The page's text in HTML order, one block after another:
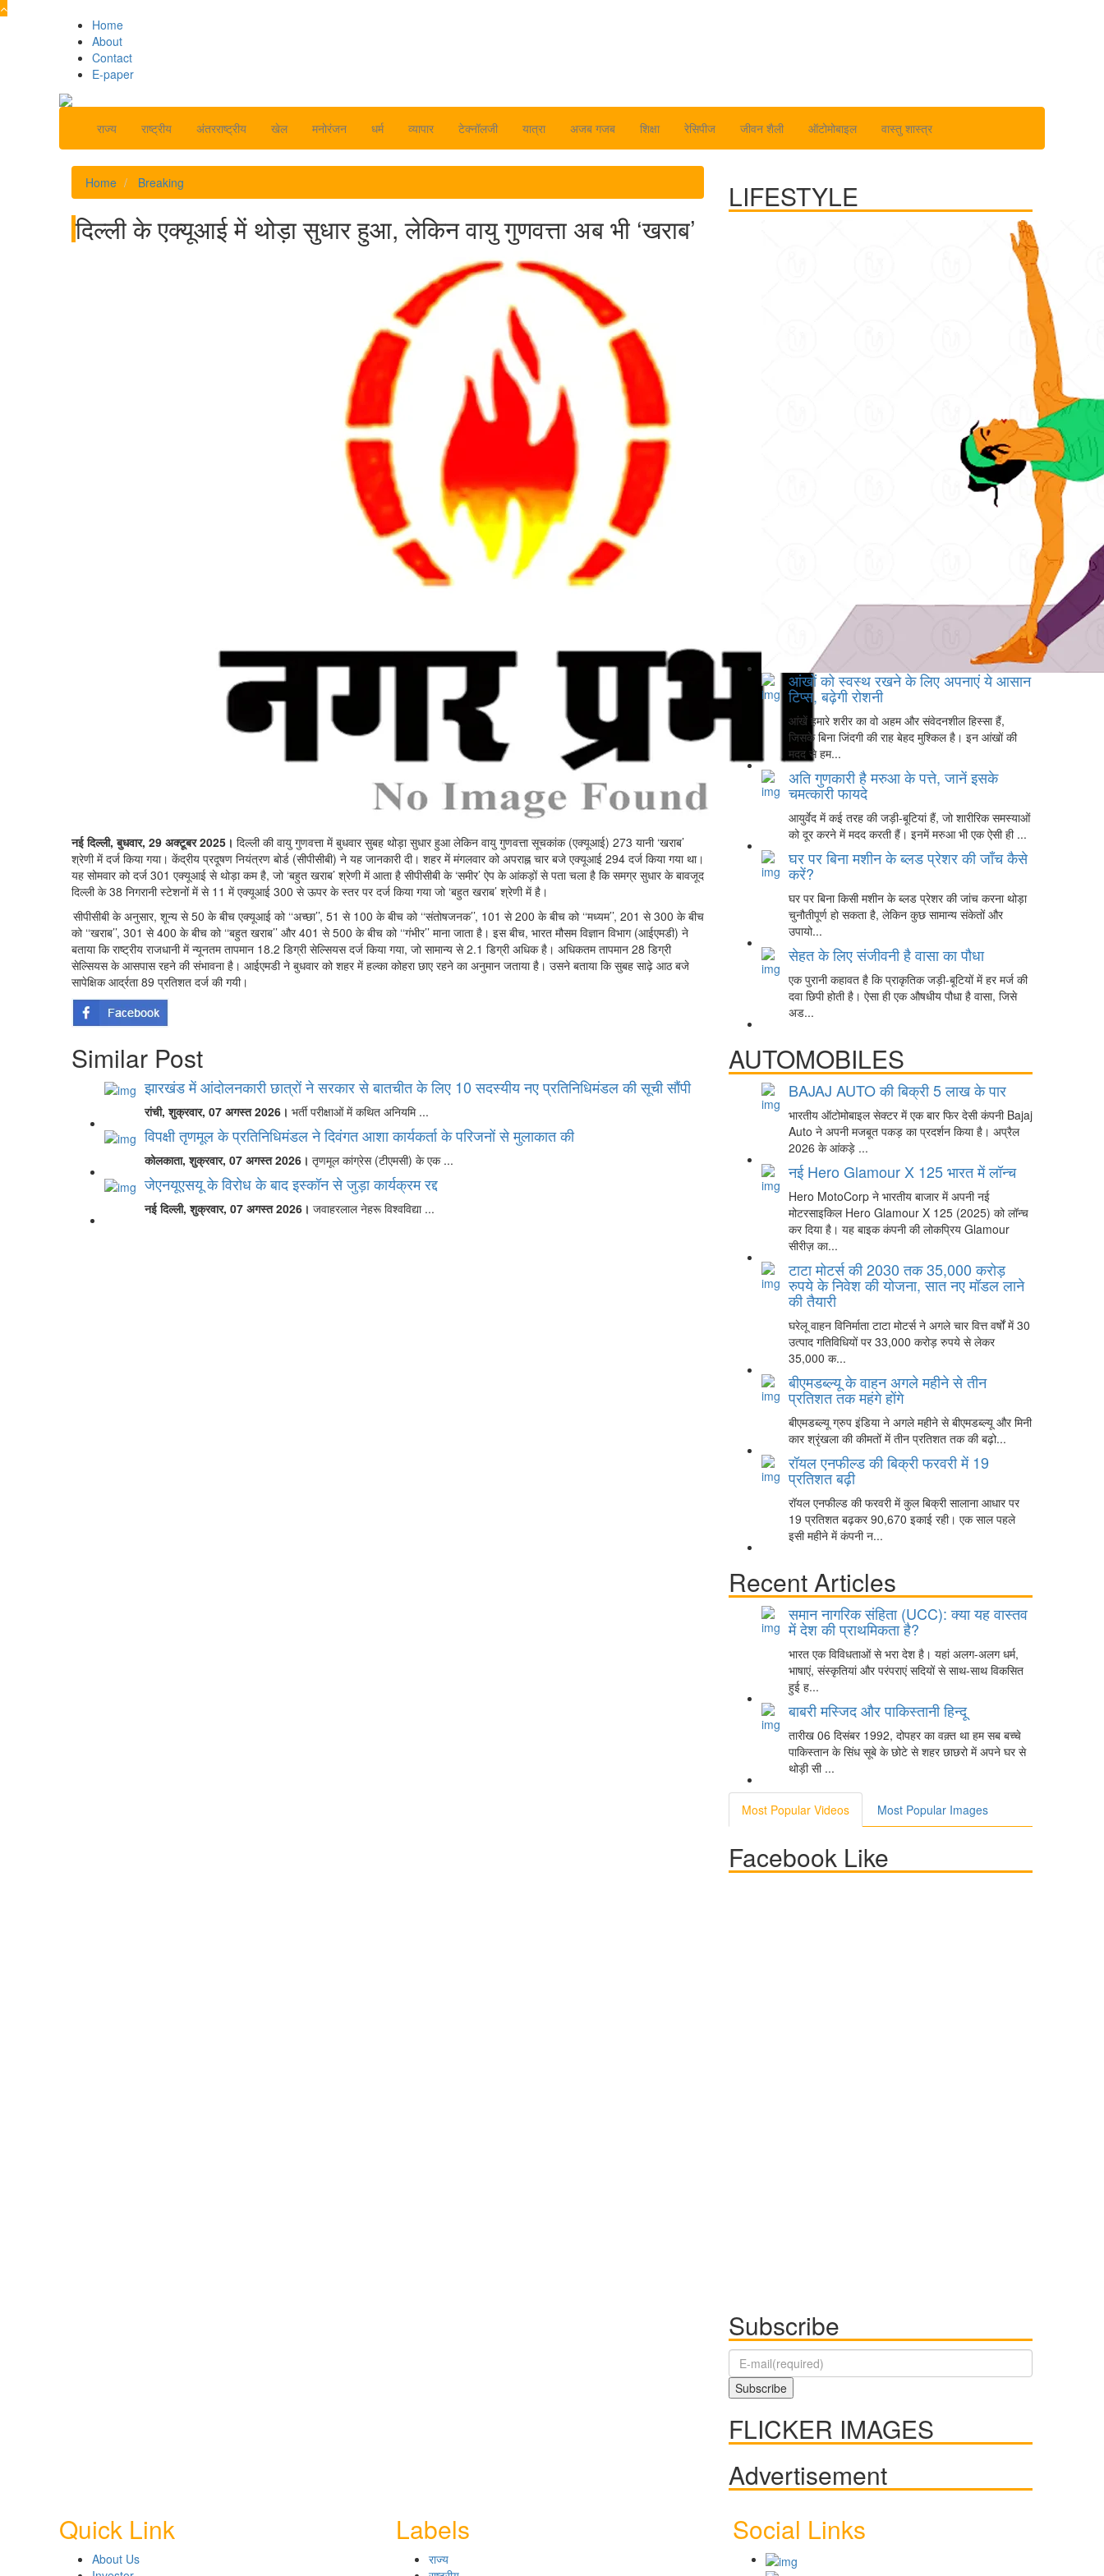
Home
About
Contact
E-paper
राज्य राष्ट्रीय अंतरराष्ट्रीय खेल मनोरंजन धर्म व्यापार टेक्नॉलजी यात्रा अजब गजब शिक्षा रेसिपीज जीवन शैली ऑटोमोबाइल वास्तु शास्त्र
Home Breaking
दिल्ली के एक्यूआई में थोड़ा सुधार हुआ, लेकिन वायु गुणवत्ता अब भी ‘खराब’
नई दिल्ली, बुधवार, 29 अक्टूबर 2025। दिल्ली की वायु गुणवत्ता में बुधवार सुबह थोड़ा सुधार हुआ लेकिन वायु गुणवत्ता सूचकांक (एक्यूआई) 273 यानी ‘खराब’
श्रेणी में दर्ज किया गया। केंद्रीय प्रदूषण नियंत्रण बोर्ड (सीपीसीबी) ने यह जानकारी दी। शहर में मंगलवार को अपराह्न चार बजे एक्यूआई 294 दर्ज किया गया था।
यह सोमवार को दर्ज 301 एक्यूआई से थोड़ा कम है, जो ‘बहुत खराब’ श्रेणी में आता है सीपीसीबी के ‘समीर’ ऐप के आंकड़ों से पता चला है कि समग्र सुधार के बावजूद
दिल्ली के 38 निगरानी स्टेशनों में से 11 में एक्यूआई 300 से ऊपर के स्तर पर दर्ज किया गया जो ‘बहुत खराब’ श्रेणी में है।
⁠सीपीसीबी के अनुसार, शून्य से 50 के बीच एक्यूआई को ‘‘अच्छा’’, 51 से 100 के बीच को ‘‘संतोषजनक’’, 101 से 200 के बीच को ‘‘मध्यम’’, 201 से 300 के बीच
को ‘‘खराब’’, 301 से 400 के बीच को ‘‘बहुत खराब’’ और 401 से 500 के बीच को ‘‘गंभीर’’ माना जाता है। इस बीच, भारत मौसम विज्ञान विभाग (आईएमडी) ने
बताया कि राष्ट्रीय राजधानी में न्यूनतम तापमान 18.2 डिग्री सेल्सियस दर्ज किया गया, जो सामान्य से 2.1 डिग्री अधिक है। अधिकतम तापमान 28 डिग्री
सेल्सियस के आसपास रहने की संभावना है। आईएमडी ने बुधवार को शहर में हल्का कोहरा छाए रहने का अनुमान जताया है। उसने बताया कि सुबह साढ़े आठ बजे
सापेक्षिक आर्द्रता 89 प्रतिशत दर्ज की गयी।
Similar Post
झारखंड में आंदोलनकारी छात्रों ने सरकार से बातचीत के लिए 10 सदस्यीय नए प्रतिनिधिमंडल की सूची सौंपी
रांची, शुक्रवार, 07 अगस्त 2026। भर्ती परीक्षाओं में कथित अनियमि ...
विपक्षी तृणमूल के प्रतिनिधिमंडल ने दिवंगत आशा कार्यकर्ता के परिजनों से मुलाकात की
कोलकाता, शुक्रवार, 07 अगस्त 2026। तृणमूल कांग्रेस (टीएमसी) के एक ...
जेएनयूएसयू के विरोध के बाद इस्कॉन से जुड़ा कार्यक्रम रद्द
नई दिल्ली, शुक्रवार, 07 अगस्त 2026। जवाहरलाल नेहरू विश्वविद्या ...
LIFESTYLE
आंखों को स्वस्थ रखने के लिए अपनाएं ये आसान
टिप्स, बढ़ेगी रोशनी
आंखें हमारे शरीर का वो अहम और संवेदनशील हिस्सा हैं,
जिसके बिना जिंदगी की राह बेहद मुश्किल है। इन आंखों की
मदद से हम...
अति गुणकारी है मरुआ के पत्ते, जानें इसके
चमत्कारी फायदे
आयुर्वेद में कई तरह की जड़ी-बूटियां हैं, जो शारीरिक समस्याओं
को दूर करने में मदद करती हैं। इनमें मरुआ भी एक ऐसी ही ...
घर पर बिना मशीन के ब्लड प्रेशर की जाँच कैसे
करें?
घर पर बिना किसी मशीन के ब्लड प्रेशर की जांच करना थोड़ा
चुनौतीपूर्ण हो सकता है, लेकिन कुछ सामान्य संकेतों और
उपायो...
सेहत के लिए संजीवनी है वासा का पौधा
एक पुरानी कहावत है कि प्राकृतिक जड़ी-बूटियों में हर मर्ज की
दवा छिपी होती है। ऐसा ही एक औषधीय पौधा है वासा, जिसे
अड...
AUTOMOBILES
BAJAJ AUTO की बिक्री 5 लाख के पार
भारतीय ऑटोमोबाइल सेक्टर में एक बार फिर देसी कंपनी Bajaj
Auto ने अपनी मजबूत पकड़ का प्रदर्शन किया है। अप्रैल
2026 के आंकड़े ...
नई Hero Glamour X 125 भारत में लॉन्च
Hero MotoCorp ने भारतीय बाजार में अपनी नई
मोटरसाइकिल Hero Glamour X 125 (2025) को लॉन्च
कर दिया है। यह बाइक कंपनी की लोकप्रिय Glamour
सीरीज़ का...
टाटा मोटर्स की 2030 तक 35,000 करोड़
रुपये के निवेश की योजना, सात नए मॉडल लाने
की तैयारी
घरेलू वाहन विनिर्माता टाटा मोटर्स ने अगले चार वित्त वर्षों में 30
उत्पाद गतिविधियों पर 33,000 करोड़ रुपये से लेकर
35,000 क...
बीएमडब्ल्यू के वाहन अगले महीने से तीन
प्रतिशत तक महंगे होंगे
बीएमडब्ल्यू ग्रुप इंडिया ने अगले महीने से बीएमडब्ल्यू और मिनी
कार श्रृंखला की कीमतों में तीन प्रतिशत तक की बढ़ो...
रॉयल एनफील्ड की बिक्री फरवरी में 19
प्रतिशत बढ़ी
रॉयल एनफील्ड की फरवरी में कुल बिक्री सालाना आधार पर
19 प्रतिशत बढ़कर 90,670 इकाई रही। एक साल पहले
इसी महीने में कंपनी न...
Recent Articles
समान नागरिक संहिता (UCC): क्या यह वास्तव
में देश की प्राथमिकता है?
भारत एक विविधताओं से भरा देश है। यहां अलग-अलग धर्म,
भाषाएं, संस्कृतियां और परंपराएं सदियों से साथ-साथ विकसित
हुई ह...
बाबरी मस्जिद और पाकिस्तानी हिन्दू
तारीख 06 दिसंबर 1992, दोपहर का वक़्त था हम सब बच्चे
पाकिस्तान के सिंध सूबे के छोटे से शहर छाछरो में अपने घर से
थोड़ी सी ...
Most Popular Videos Most Popular Images
Facebook Like
Subscribe
FLICKER IMAGES
Advertisement
Quick Link
About Us
Labels
राज्य
Social Links